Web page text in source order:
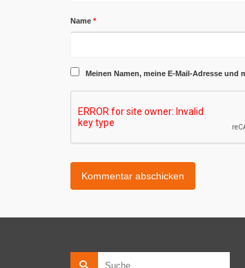
Name *
Meinen Namen, meine E-Mail-Adresse
Suche